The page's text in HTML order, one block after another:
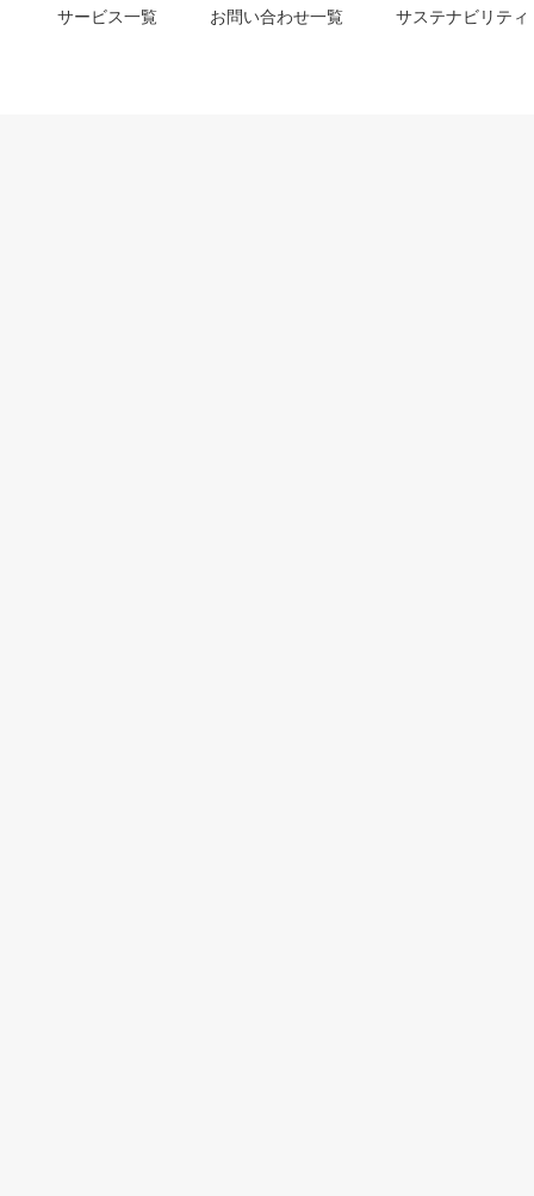
サービス一覧 お問い合わせ一覧 サステナビリティ